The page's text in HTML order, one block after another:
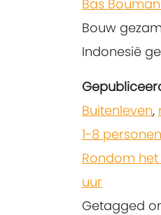
Bas
Bouw
Indonesië
Buitenleven,
1-8 personen
Rondom
uur
Getagged